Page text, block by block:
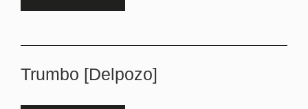
Trumbo [Delpozo]